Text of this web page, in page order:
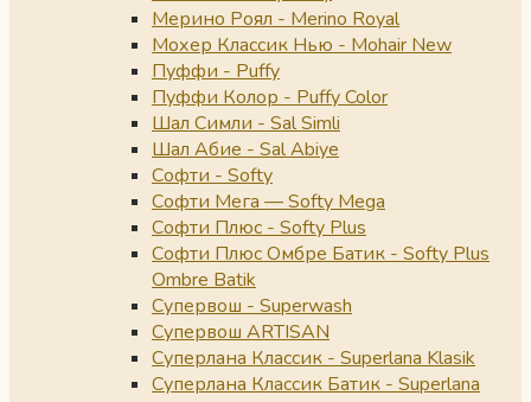
Мерино Роял - Merino Royal
Мохер Классик Нью - Mohair New
Пуффи - Puffy
Пуффи Колор - Puffy Color
Шал Симли - Sal Simli
Шал Абие - Sal Abiye
Софти - Softy
Софти Мега — Softy Mega
Софти Плюс - Softy Plus
Софти Плюс Омбре Батик - Softy Plus
Ombre Batik
Супервош - Superwash
Супервош ARTISAN
Суперлана Классик - Superlana Klasik
Суперлана Классик Батик - Superlana